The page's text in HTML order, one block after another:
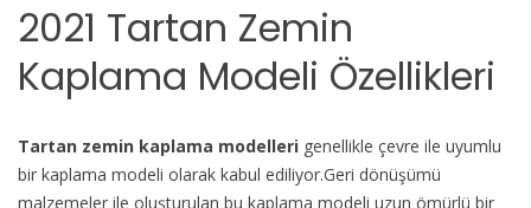
2021 Tartan Zemin
Kaplama Modeli Özellikleri
Tartan zemin kaplama modelleri genellikle çevre ile uyumlu
bir kaplama modeli olarak kabul ediliyor.Geri dönüşümü
malzemeler ile oluşturulan bu kaplama modeli uzun ömürlü bir